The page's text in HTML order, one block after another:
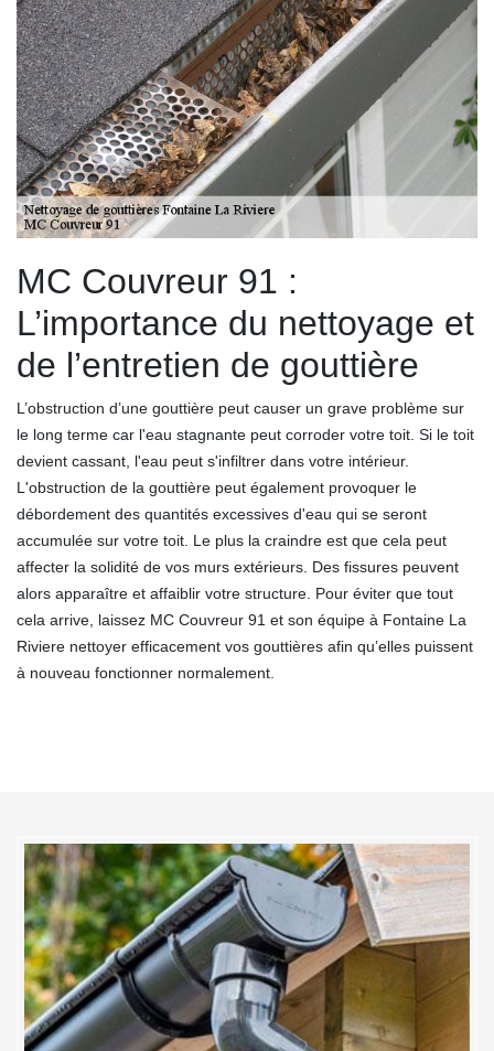
MC Couvreur 91 :
L’importance du nettoyage et
de l’entretien de gouttière
L’obstruction d’une gouttière peut causer un grave problème sur
le long terme car l'eau stagnante peut corroder votre toit. Si le toit
devient cassant, l'eau peut s'infiltrer dans votre intérieur.
L'obstruction de la gouttière peut également provoquer le
débordement des quantités excessives d'eau qui se seront
accumulée sur votre toit. Le plus la craindre est que cela peut
affecter la solidité de vos murs extérieurs. Des fissures peuvent
alors apparaître et affaiblir votre structure. Pour éviter que tout
cela arrive, laissez MC Couvreur 91 et son équipe à Fontaine La
Riviere nettoyer efficacement vos gouttières afin qu’elles puissent
à nouveau fonctionner normalement.